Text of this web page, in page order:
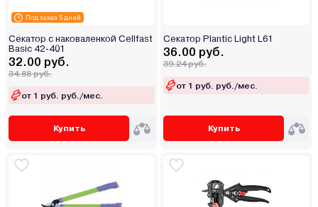
Под заказ 5 дней
Секатор с наковаленкой Cellfast
Basic 42-401
32.00 руб.
34.88 руб.
от 1 руб. руб./мес.
Купить
Секатор Plantic Light L61
36.00 руб.
39.24 руб.
от 1 руб. руб./мес.
Купить